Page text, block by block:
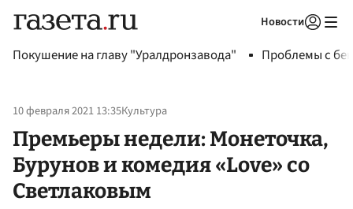
Новости
Покушение на главу "Уралдронзавода" Проблемы с
10 февраля 2021 13:35Культура
Премьеры недели: Монеточка,
Бурунов и комедия «Love» со
Светлаковым